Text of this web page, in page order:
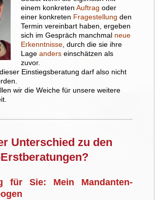
einem konkreten Auftrag oder
einer konkreten Fragestellung den
Termin vereinbart haben, ergeben
sich im Gespräch manchmal neue
Erkenntnisse , durch die sie ihre
Lage anders einschätzen als
zuvor.
Einstiegsberatung darf also nicht
wir die Weiche für unsere weitere
Unterschied zu den
für Sie: Mein Mandanten-